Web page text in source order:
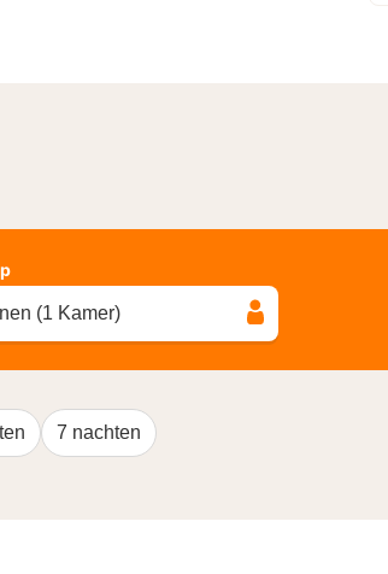
(1 Kamer)
7 nachten